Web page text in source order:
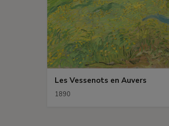
Les Vessenots en Auvers
1890